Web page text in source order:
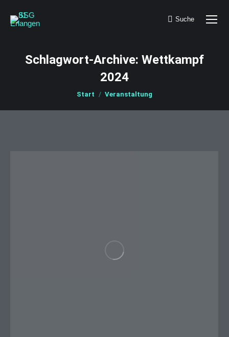
Search:
Suche
Schlagwort-Archive: Wettkampf
2024
Sie befinden sich hier:
Start Veranstaltung